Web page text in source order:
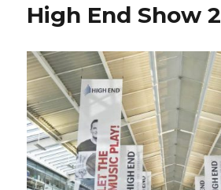
High End Show